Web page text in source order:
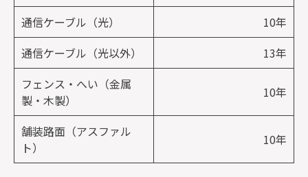
通信ケーブル（光）
10年
通信ケーブル（光以外）
13年
フェンス・へい（金属
製・木製）
10年
舗装路面（アスファル
ト）
10年